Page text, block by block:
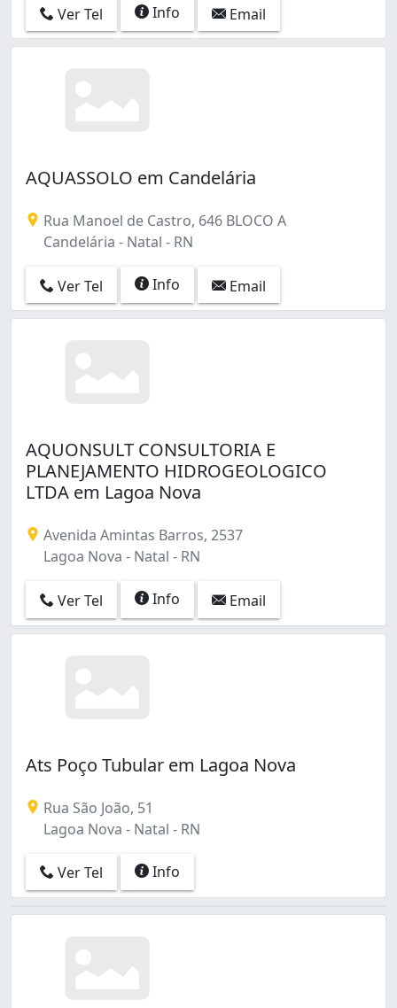
Ver Tel Info Email
AQUASSOLO em Candelária
Rua Manoel de Castro, 646 BLOCO A
Candelária - Natal - RN
Ver Tel Info Email
AQUONSULT CONSULTORIA E
PLANEJAMENTO HIDROGEOLOGICO
LTDA em Lagoa Nova
Avenida Amintas Barros, 2537
Lagoa Nova - Natal - RN
Ver Tel Info Email
Ats Poço Tubular em Lagoa Nova
Rua São João, 51
Lagoa Nova - Natal - RN
Ver Tel Info